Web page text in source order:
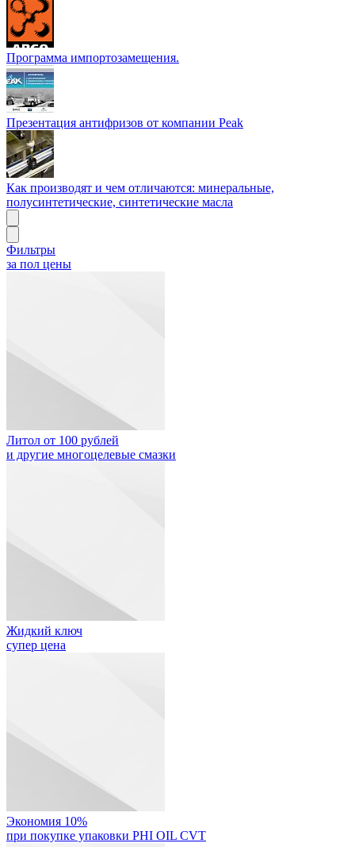
Программа импортозамещения.
Презентация антифризов от компании Peak
Как производят и чем отличаются: минеральные,
полусинтетические, синтетические масла
Фильтры
за пол цены
Литол от 100 рублей
и другие многоцелевые смазки
Жидкий ключ
супер цена
Экономия 10%
при покупке упаковки PHI OIL CVT